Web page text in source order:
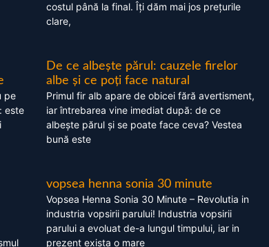
costul până la final. Îți dăm mai jos prețurile
clare,
pe
este
De ce albește părul: cauzele firelor
albe și ce poți face natural
Primul fir alb apare de obicei fără avertisment,
iar întrebarea vine imediat după: de ce
albește părul și se poate face ceva? Vestea
bună este
vopsea henna sonia 30 minute
Vopsea Henna Sonia 30 Minute – Revolutia in
industria vopsirii parului! Industria vopsirii
parului a evoluat de-a lungul timpului, iar in
prezent exista o mare